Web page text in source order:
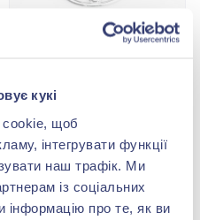
кукі
щоб
інтегрувати функції
наш трафік. Ми
із соціальних
інформацію про те, як ви
Серебряный брелок